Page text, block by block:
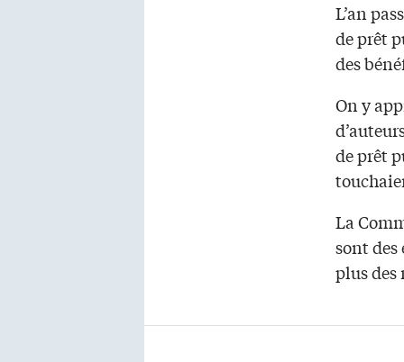
L’an
de prêt
des
On y
de prêt
La
sont
plus des